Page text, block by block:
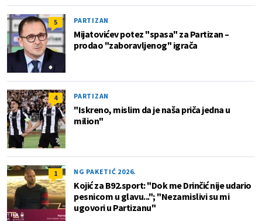
5 PARTIZAN
Mijatovićev potez "spasa" za Partizan –
prodao "zaboravljenog" igrača
4 PARTIZAN
"Iskreno, mislim da je naša priča jedna u
milion"
1 NG PAKETIĆ 2026.
Kojić za B92.sport: "Dok me Drinčić nije udario
pesnicom u glavu..."; "Nezamislivi su mi
ugovori u Partizanu"